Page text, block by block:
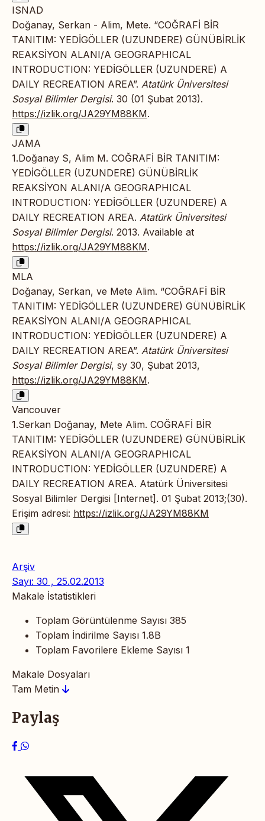
ISNAD
Doğanay, Serkan - Alim, Mete. “COĞRAFİ BİR
TANITIM: YEDİGÖLLER (UZUNDERE) GÜNÜBİRLİK
REAKSİYON ALANI/A GEOGRAPHICAL
INTRODUCTION: YEDİGÖLLER (UZUNDERE) A
DAILY RECREATION AREA”. Atatürk Üniversitesi
Sosyal Bilimler Dergisi. 30 (01 Şubat 2013).
https://izlik.org/JA29YM88KM.
JAMA
1.Doğanay S, Alim M. COĞRAFİ BİR TANITIM:
YEDİGÖLLER (UZUNDERE) GÜNÜBİRLİK
REAKSİYON ALANI/A GEOGRAPHICAL
INTRODUCTION: YEDİGÖLLER (UZUNDERE) A
DAILY RECREATION AREA. Atatürk Üniversitesi
Sosyal Bilimler Dergisi. 2013. Available at
https://izlik.org/JA29YM88KM.
MLA
Doğanay, Serkan, ve Mete Alim. “COĞRAFİ BİR
TANITIM: YEDİGÖLLER (UZUNDERE) GÜNÜBİRLİK
REAKSİYON ALANI/A GEOGRAPHICAL
INTRODUCTION: YEDİGÖLLER (UZUNDERE) A
DAILY RECREATION AREA”. Atatürk Üniversitesi
Sosyal Bilimler Dergisi, sy 30, Şubat 2013,
https://izlik.org/JA29YM88KM.
Vancouver
1.Serkan Doğanay, Mete Alim. COĞRAFİ BİR
TANITIM: YEDİGÖLLER (UZUNDERE) GÜNÜBİRLİK
REAKSİYON ALANI/A GEOGRAPHICAL
INTRODUCTION: YEDİGÖLLER (UZUNDERE) A
DAILY RECREATION AREA. Atatürk Üniversitesi
Sosyal Bilimler Dergisi [Internet]. 01 Şubat 2013;(30).
Erişim adresi: https://izlik.org/JA29YM88KM
Arşiv
Sayı: 30 , 25.02.2013
Makale İstatistikleri
Toplam Görüntülenme Sayısı 385
Toplam İndirilme Sayısı 1.8B
Toplam Favorilere Ekleme Sayısı 1
Makale Dosyaları
Tam Metin
Paylaş